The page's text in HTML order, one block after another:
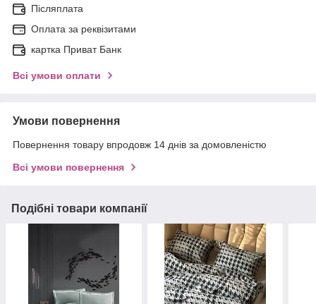
Післяплата
Оплата за реквізитами
картка Приват Банк
Всі умови оплати
Умови повернення
Повернення товару впродовж 14 днів за домовленістю
Всі умови повернення
Подібні товари компанії